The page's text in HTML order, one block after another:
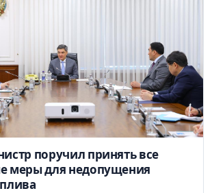
поручил принять все
меры для недопущения